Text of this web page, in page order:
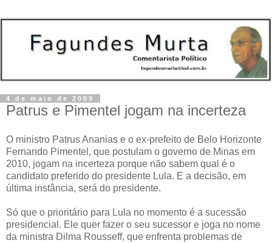
4 de maio de 2009
Patrus e Pimentel jogam na incerteza
O ministro Patrus Ananias e o ex-prefeito de Belo Horizonte
Fernando Pimentel, que postulam o governo de Minas em
2010, jogam na incerteza porque não sabem qual é o
candidato preferido do presidente Lula. E a decisão, em
última instância, será do presidente.
Só que o prioritário para Lula no momento é a sucessão
presidencial. Ele quer fazer o seu sucessor e joga no nome
da ministra Dilma Rousseff, que enfrenta problemas de